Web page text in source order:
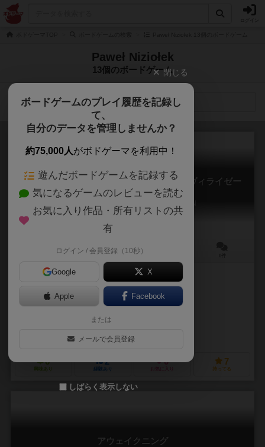
Paweł Niziołek
13個のボードゲーム
検索メニュー
マーシャンズ：ア・ストーリー・オブ・シヴィライゼー
ション
90～150分
作品説明文の編集者を募集中
Grzegorz Okliński
Krzysztof Wolicki
レッドインプゲームズ（REDIMP GAMES）
6
興味あり
2
経験あり
0 7
持ってる
アウェイクニング
閉じる
ボードゲームのプレイ履歴を記録し
て、
自分のデータを管理しませんか？
約75,000人がボドゲーマを利用中！
遊んだボードゲームを記録する
気になるゲームのレビューを読む
お気に入り作品・所有リストの共
有
ログイン / 会員登録（10秒）
Google X
Apple Facebook
または
メールで会員登録
しばらく表示しない